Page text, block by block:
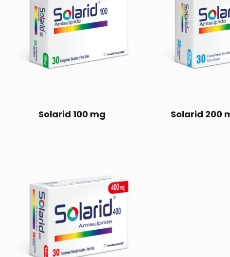
Solarid 100 mg Solarid 200